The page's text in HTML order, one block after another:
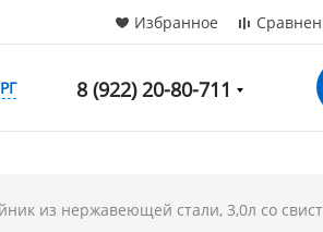
Избранное
8 (922) 20-80-711
из нержавеющей стали, 3,0л cо